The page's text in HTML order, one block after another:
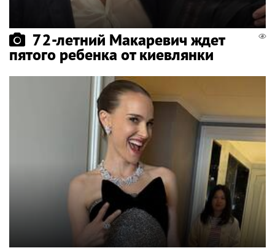
72-летний Макаревич ждет
пятого ребенка от киевлянки